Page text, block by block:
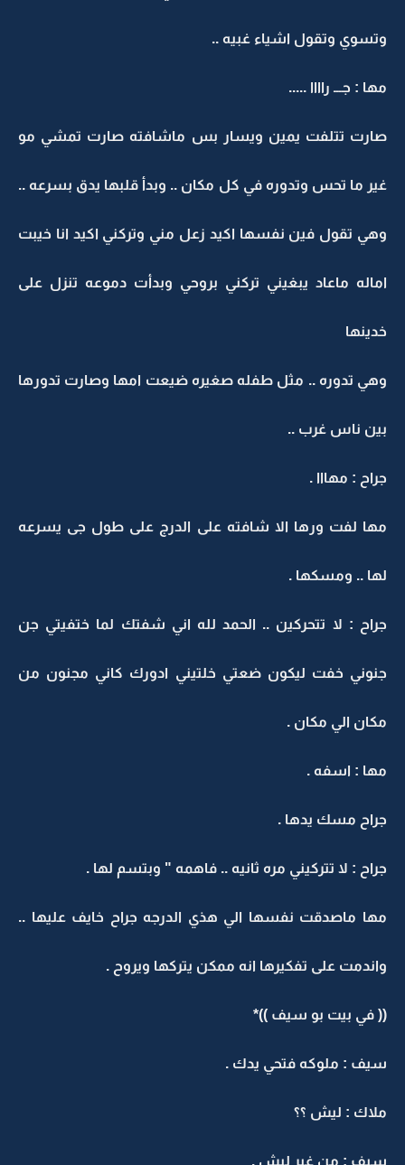
وتسوي وتقول اشياء غبيه ..
مها : جـــ راااا .....
صارت تتلفت يمين ويسار بس ماشافته صارت تمشي مو
غير ما تحس وتدوره في كل مكان .. وبدأ قلبها يدق بسرعه ..
وهي تقول فين نفسها اكيد زعل مني وتركني اكيد انا خيبت
اماله ماعاد يبغيني تركني بروحي وبدأت دموعه تنزل على
خدينها
وهي تدوره .. مثل طفله صغيره ضيعت امها وصارت تدورها
بين ناس غرب ..
جراح : مهااا .
مها لفت ورها الا شافته على الدرج على طول جى يسرعه
لها .. ومسكها .
جراح : لا تتحركين .. الحمد لله اني شفتك لما ختفيتي جن
جنوني خفت ليكون ضعتي خلتيني ادورك كاني مجنون من
مكان الي مكان .
مها : اسفه .
جراح مسك يدها .
جراح : لا تتركيني مره ثانيه .. فاهمه " وبتسم لها .
مها ماصدقت نفسها الي هذي الدرجه جراح خايف عليها ..
واندمت على تفكيرها انه ممكن يتركها ويروح .
(( في بيت بو سيف ))*
سيف : ملوكه فتحي يدك .
ملاك : ليش ؟؟
سيف : من غير ليش .